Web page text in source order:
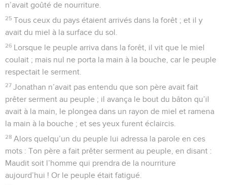
n’avait goûté de nourriture.
25 Tous ceux du pays étaient arrivés dans la forêt ; et il y
avait du miel à la surface du sol.
26 Lorsque le peuple arriva dans la forêt, il vit que le miel
coulait ; mais nul ne porta la main à la bouche, car le peuple
respectait le serment.
27 Jonathan n’avait pas entendu que son père avait fait
prêter serment au peuple ; il avança le bout du bâton qu’il
avait à la main, le plongea dans un rayon de miel et ramena
la main à la bouche ; et ses yeux furent éclaircis.
28 Alors quelqu’un du peuple lui adressa la parole en ces
mots : Ton père a fait prêter serment au peuple, en disant :
Maudit soit l’homme qui prendra de la nourriture
aujourd’hui ! Or le peuple était fatigué.